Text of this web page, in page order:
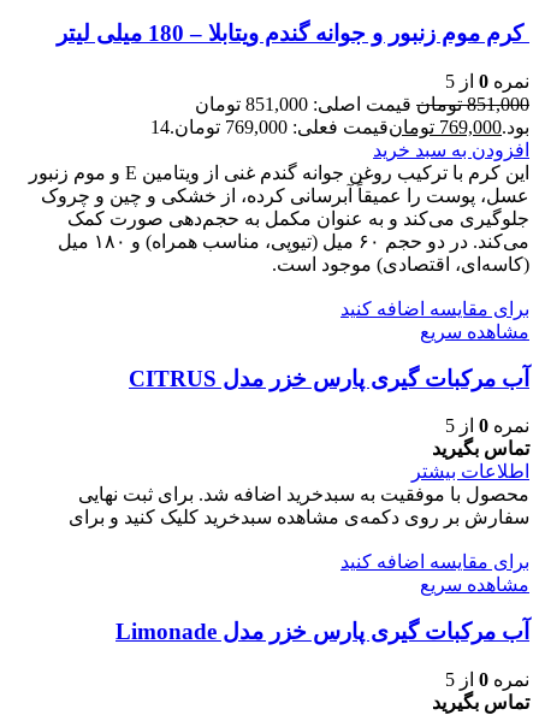
کرم موم زنبور و جوانه گندم ویتابلا – 180 میلی لیتر
نمره 0 از 5
851,000 تومان
قیمت اصلی: 851,000 تومان
بود.769,000 تومانقیمت فعلی: 769,000 تومان.
14
افزودن به سبد خرید
این کرم با ترکیب روغن جوانه گندم غنی از ویتامین E و موم زنبور
عسل، پوست را عمیقاً آبرسانی کرده، از خشکی و چین و چروک
جلوگیری می‌کند و به عنوان مکمل به حجم‌دهی صورت کمک
می‌کند. در دو حجم ۶۰ میل (تیوپی، مناسب همراه) و ۱۸۰ میل
(کاسه‌ای، اقتصادی) موجود است.
برای مقایسه اضافه کنید
مشاهده سریع
آب مرکبات گیری پارس خزر مدل CITRUS
نمره 0 از 5
تماس بگیرید
اطلاعات بیشتر
محصول با موفقیت به سبدخرید اضافه شد. برای ثبت نهایی
سفارش بر روی دکمه‌ی مشاهده سبدخرید کلیک کنید و برای
برای مقایسه اضافه کنید
مشاهده سریع
آب مرکبات گیری پارس خزر مدل Limonade
نمره 0 از 5
تماس بگیرید